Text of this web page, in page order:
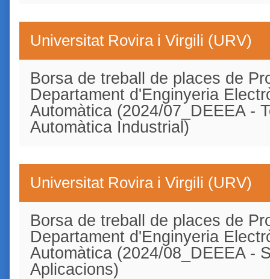
Universitat Rovira i Virgili (URV)
Borsa de treball de places de
Departament d'Enginyeria
Automàtica (2024/07_DEEEA -
Automàtica Industrial)
Universitat Rovira i Virgili (URV)
Borsa de treball de places de
Departament d'Enginyeria
Automàtica (2024/08_DEEEA -
Aplicacions)